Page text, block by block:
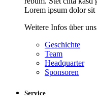
Lorem ipsum dolor sit
Weitere Infos über
Geschichte
Team
Headquarter
Sponsoren
Service